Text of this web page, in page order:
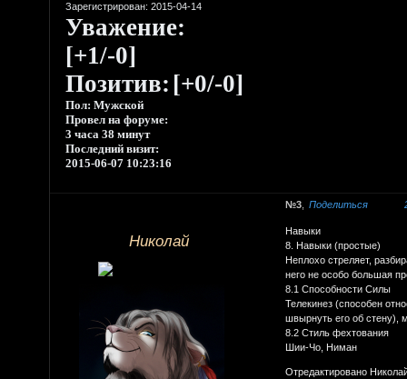
Зарегистрирован: 2015-04-14
Уважение:
[+1/-0]
Позитив: [+0/-0]
Пол: Мужской
Провел на форуме:
3 часа 38 минут
Последний визит:
2015-06-07 10:23:16
Поделиться
3
Николай
Навыки
8. Навыки (простые)
Неплохо стреляет,
него не особо большая
8.1 Способности Силы
Телекинез (способен
швырнуть его об стену),
8.2 Стиль фехтования
Шии-Чо, Ниман
Отредактировано